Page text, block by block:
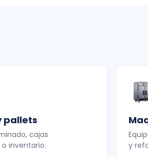
pallets
cajas
inventario.
y